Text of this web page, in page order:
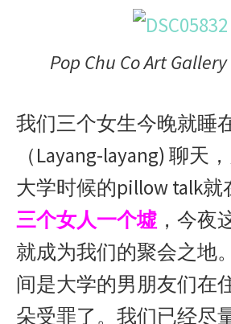
Pop Chu Co Art
我们三个女生今晚就睡
（Layang-layang) 聊天
大学时候的pillow talk就
三个女人一个墟 ，今夜
就成为我们的聚会之地
间是大学的男朋友们在
朵受罪了。我们已经尽